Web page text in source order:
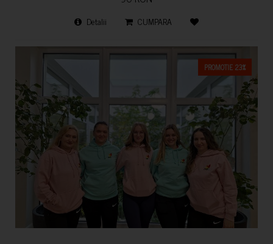
Detalii CUMPARA
PROMOTIE 23%